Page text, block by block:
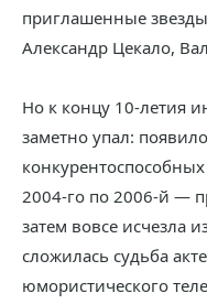
приглашенные
Александр Цекало,
Но к концу 10-летия
заметно упал:
2004-го по 2006-й —
затем вовсе исчезла
сложилась судьба
юмористического